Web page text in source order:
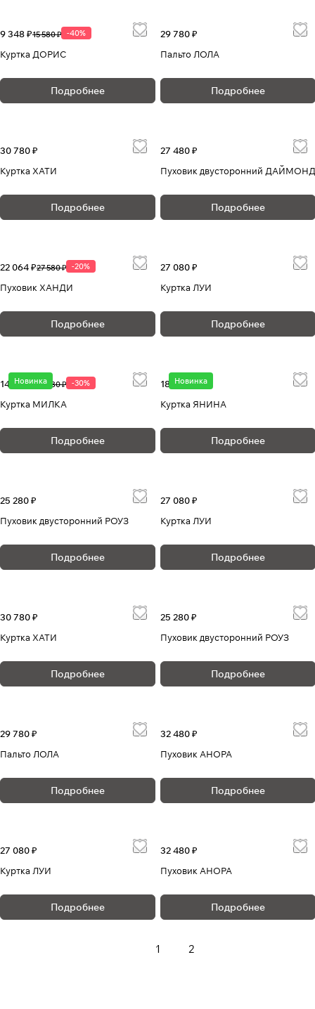
9 348 ₽15 580 ₽ -40%
Куртка ДОРИС
Подробнее
29 780 ₽
Пальто ЛОЛА
Подробнее
30 780 ₽
Куртка ХАТИ
Подробнее
27 480 ₽
Пуховик двусторонний ДАЙМОНД
Подробнее
22 064 ₽27 580 ₽ -20%
Пуховик ХАНДИ
Подробнее
27 080 ₽
Куртка ЛУИ
Подробнее
Новинка
14 756 ₽21 080 ₽ -30%
Куртка МИЛКА
Подробнее
Новинка
18 280 ₽
Куртка ЯНИНА
Подробнее
25 280 ₽
Пуховик двусторонний РОУЗ
Подробнее
27 080 ₽
Куртка ЛУИ
Подробнее
30 780 ₽
Куртка ХАТИ
Подробнее
25 280 ₽
Пуховик двусторонний РОУЗ
Подробнее
29 780 ₽
Пальто ЛОЛА
Подробнее
32 480 ₽
Пуховик АНОРА
Подробнее
27 080 ₽
Куртка ЛУИ
Подробнее
32 480 ₽
Пуховик АНОРА
Подробнее
1 2